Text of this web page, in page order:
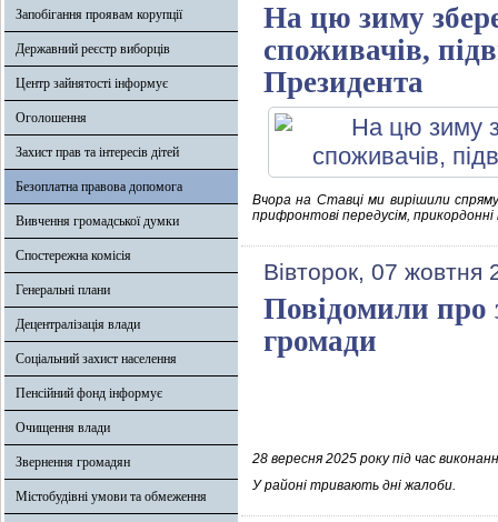
Запобігання проявам корупції
Державний реєстр виборців
Центр зайнятості інформує
Оголошення
Захист прав та інтересів дітей
Безоплатна правова допомога
Вивчення громадської думки
Спостережна комісія
Генеральні плани
Децентралізація влади
Соціальний захист населення
Пенсійний фонд інформує
Очищення влади
Звернення громадян
Містобудівні умови та обмеження
На цю зиму
споживачів,
Президента
Вчора на Ставці ми вирішили
прифронтові передусім,
Вівторок, 07 жовтня
Повідомили про
громади
28 вересня 2025 року під час
У районі тривають дні жалоби.